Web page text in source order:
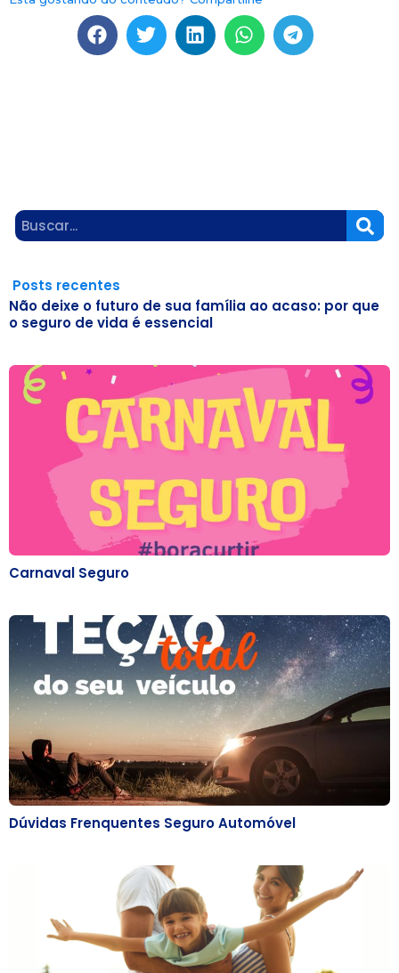
Posts recentes
Não deixe o futuro de sua família ao acaso: por que
o seguro de vida é essencial
Carnaval Seguro
Dúvidas Frenquentes Seguro Automóvel